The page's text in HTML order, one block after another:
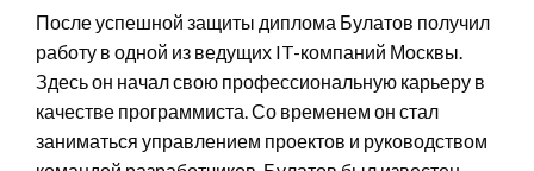
После успешной защиты диплома Булатов получил
работу в одной из ведущих IT-компаний Москвы.
Здесь он начал свою профессиональную карьеру в
качестве программиста. Со временем он стал
заниматься управлением проектов и руководством